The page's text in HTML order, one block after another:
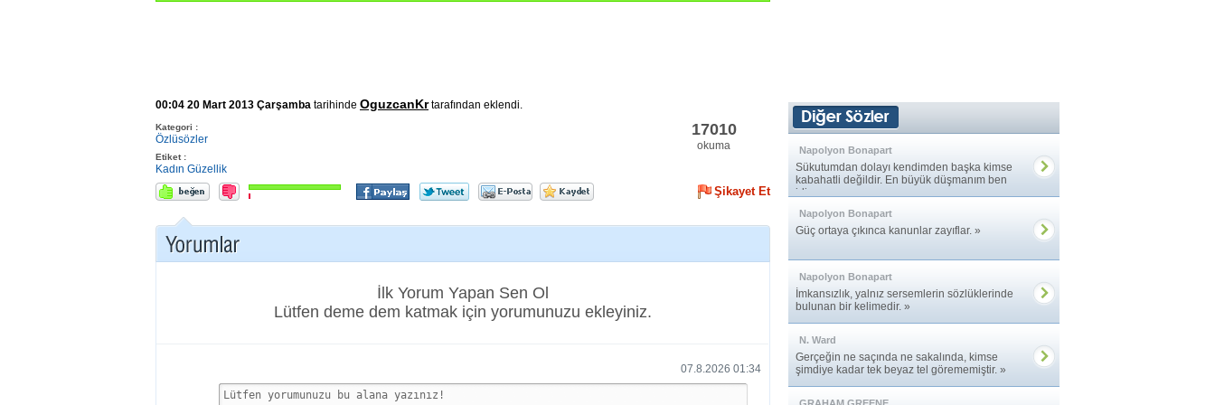
00:04 20 Mart 2013 Çarşamba tarihinde OguzcanKrtarafından eklendi.
Kategori :
Özlüsözler
Etiket :
Kadın Güzellik
17010
okuma
Şikayet Et
İlk Yorum Yapan Sen Ol
Lütfen deme dem katmak için yorumunuzu ekleyiniz.
07.8.2026 01:34
Napolyon Bonapart
Sükutumdan dolayı kendimden başka kimse
kabahatli değildir. En büyük düşmanım ben
idim. »
Napolyon Bonapart
Güç ortaya çıkınca kanunlar zayıflar. »
Napolyon Bonapart
İmkansızlık, yalnız sersemlerin sözlüklerinde
bulunan bir kelimedir. »
N. Ward
Gerçeğin ne saçında ne sakalında, kimse
şimdiye kadar tek beyaz tel görememiştir. »